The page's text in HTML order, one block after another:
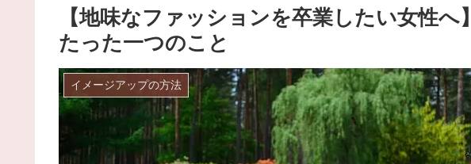
【地味なファッションを卒業したい女性へ
たった一つのこと
イメージアップの方法